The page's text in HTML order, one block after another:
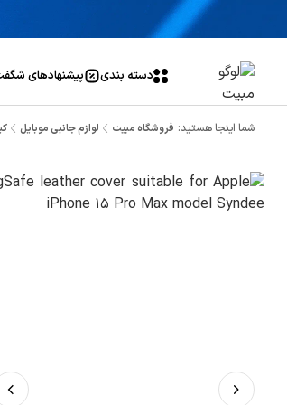
دسته بندی پیشنهاد‌های
شما اینجا هستید: فروشگاه مبیت لوازم جانبی موبایل